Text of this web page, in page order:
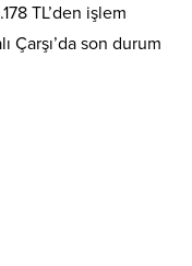
TL’den işlem
Çarşı’da son durum